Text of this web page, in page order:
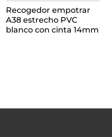
Recogedor empotrar
A38 estrecho PVC
blanco con cinta 14mm